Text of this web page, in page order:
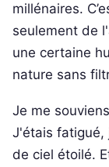
millénaires.
seulement de
une certaine
nature sans
Je me
J'étais fatigué,
de ciel étoilé.